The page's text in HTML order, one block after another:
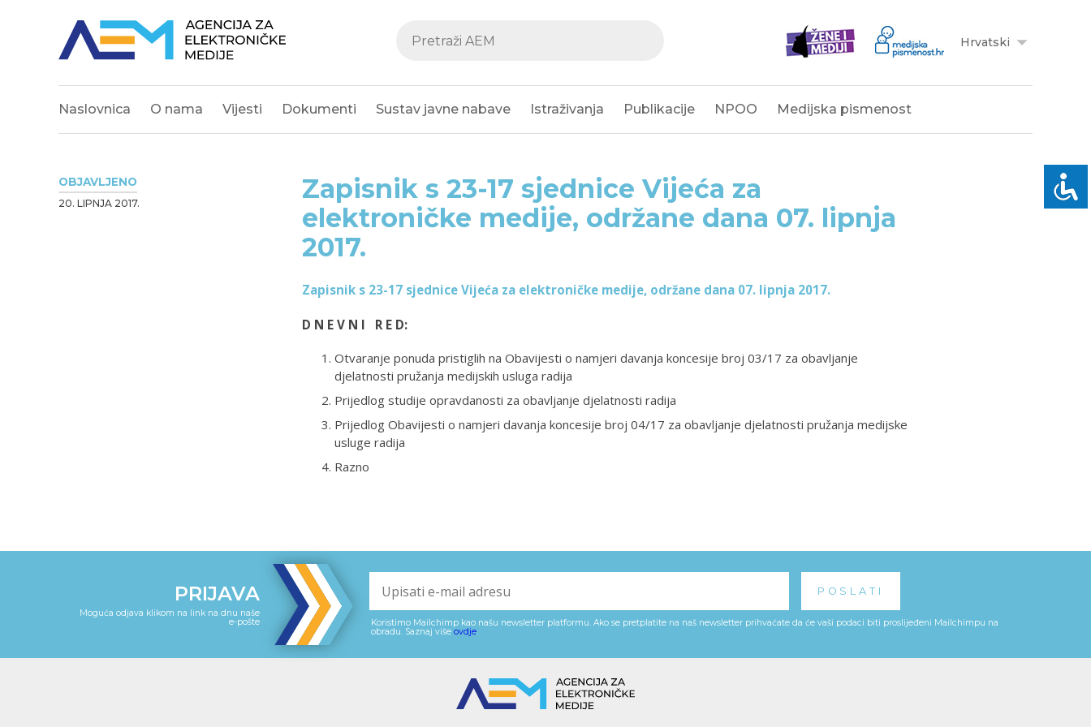
Hrvatski
Naslovnica O nama Vijesti Dokumenti Sustav javne nabave Istraživanja Publikacije NPOO Medijska pismenost
OBJAVLJENO
20. LIPNJA 2017.
Zapisnik s 23-17 sjednice Vijeća za
elektroničke medije, održane dana 07. lipnja
2017.
Zapisnik s 23-17 sjednice Vijeća za elektroničke medije, održane dana 07. lipnja 2017.
D N E V N I R E D:
Otvaranje ponuda pristiglih na Obavijesti o namjeri davanja koncesije broj 03/17 za obavljanje
djelatnosti pružanja medijskih usluga radija
Prijedlog studije opravdanosti za obavljanje djelatnosti radija
Prijedlog Obavijesti o namjeri davanja koncesije broj 04/17 za obavljanje djelatnosti pružanja medijske
usluge radija
Razno
PRIJAVA
Moguća odjava klikom na link na dnu naše
e-pošte
Koristimo Mailchimp kao našu newsletter platformu. Ako se pretplatite na naš newsletter prihvaćate da će vaši podaci biti proslijeđeni Mailchimpu na
obradu. Saznaj više ovdje.